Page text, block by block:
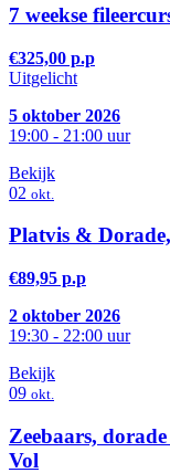
7 weekse
€325,00 p.p
Uitgelicht
5 oktober 2026
19:00 - 21:00 uur
Bekijk
02 okt.
Platvis &
€89,95 p.p
2 oktober 2026
19:30 - 22:00 uur
Bekijk
09 okt.
Zeebaars,
Vol